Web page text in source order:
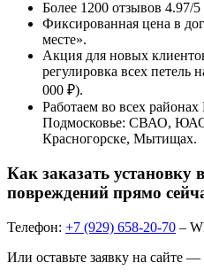
Более 1200 отзывов 4.97/
Фиксированная цена в
месте».
Акция для новых
регулировка всех петель
000 ₽).
Работаем во всех
Подмосковье: СВАО,
Красногорске, Мытищах.
Как заказать установку
повреждений прямо
Телефон: +7 (929) 658-20-70 –
Или оставьте заявку на сайте